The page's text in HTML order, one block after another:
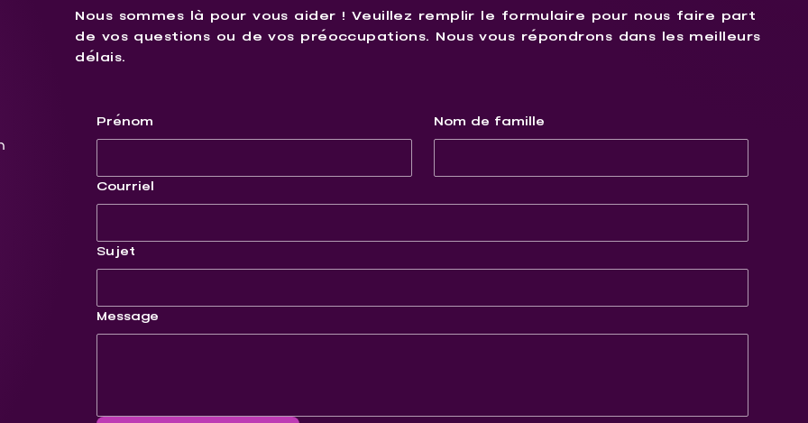
Nous sommes là pour vous aider ! Veuillez remplir le formulaire pour nous faire part
de vos questions ou de vos préoccupations. Nous vous répondrons dans les meilleurs
délais.
Prénom Nom de famille
Courriel
Sujet
Message